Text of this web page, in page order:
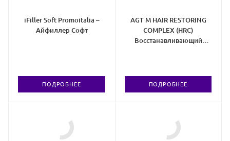
iFiller Soft Promoitalia –
Айфиллер Софт
ПОДРОБНЕЕ
AGT M HAIR RESTORING
COMPLEX (HRC)
Восстанавливающий
ПОДРОБНЕЕ